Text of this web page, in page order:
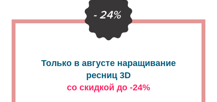
- 24%
Только в августе наращивание
ресниц 3D
со скидкой до -24%